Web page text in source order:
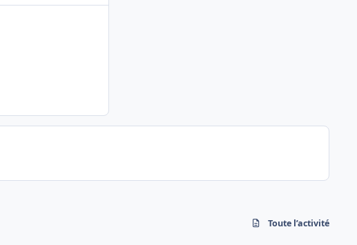
Toute l’activité